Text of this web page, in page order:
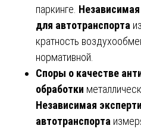
паркинге.
для автотранспорта
кратность
нормативной.
Споры о качестве
обработки
Независимая
автотранспорта